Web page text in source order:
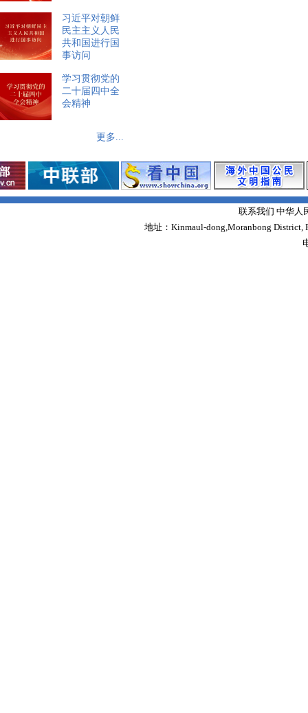
习近平对朝鲜
民主主义人民
共和国进行国
事访问
学习贯彻党的
二十届四中全
会精神
更多...
联系我们 中华人
地址：Kinmaul-dong,Moranbong District,